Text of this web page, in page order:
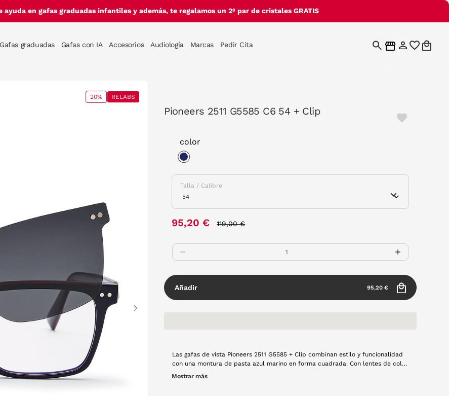
ayuda en gafas graduadas infantiles y además, te regalamos un 2º par de cristales GRATIS
Gafas graduadas Gafas con IA Accesorios Audiología Marcas Pedir Cita
20% RELABS
Pioneers 2511 G5585 C6 54 + Clip
color
Talla / Calibre
95,20 € 119,00 €
Añadir 95,20 €
Las gafas de vista Pioneers 2511 G5585 + Clip combinan estilo y funcionalidad
con una montura de pasta azul marino en forma cuadrada. Con lentes de color
gris que garantizan claridad visual y confort diario, son ideales para cualquier
Mostrar más